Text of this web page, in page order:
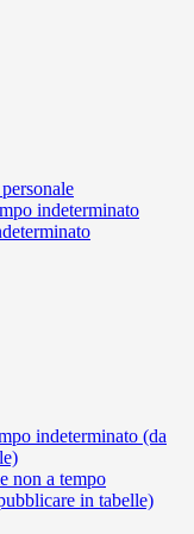
indeterminato
indeterminato (da
non a tempo
in tabelle)